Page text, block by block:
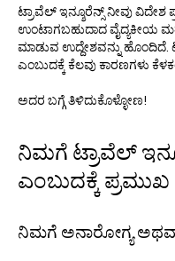
ಟ್ರಾವೆಲ್ ಇನ್ಶೂರೆನ್ಸ್ ನೀವು
ಉಂಟಾಗಬಹುದಾದ ವೈದ್ಯಕೀಯ
ಮಾಡುವ ಉದ್ದೇಶವನ್ನು ಹೊಂದಿದೆ.
ಎಂಬುದಕ್ಕೆ ಕೆಲವು ಕಾರಣಗಳು
ಅದರ ಬಗ್ಗೆ ತಿಳಿದುಕೊಳ್ಳೋಣ!
ನಿಮಗೆ ಟ್ರಾವೆಲ್
ಎಂಬುದಕ್ಕೆ
ನಿಮಗೆ ಅನಾರೋಗ್ಯ